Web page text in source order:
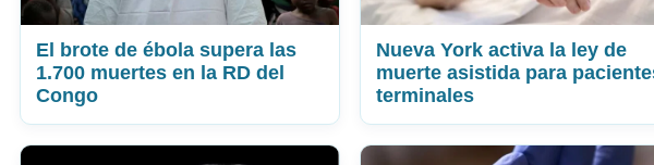
El brote de ébola supera las
1.700 muertes en la RD del
Congo
Nueva York activa la ley de
muerte asistida para
terminales